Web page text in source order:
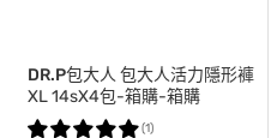
DR.P包大人 包大人活力隱形褲
XL 14sX4包-箱購-箱購
(1)